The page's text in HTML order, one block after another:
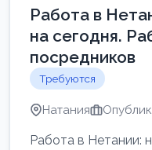
Работа в
на сегодня.
посредников
Требуются
Натания
Работа в Нетании: